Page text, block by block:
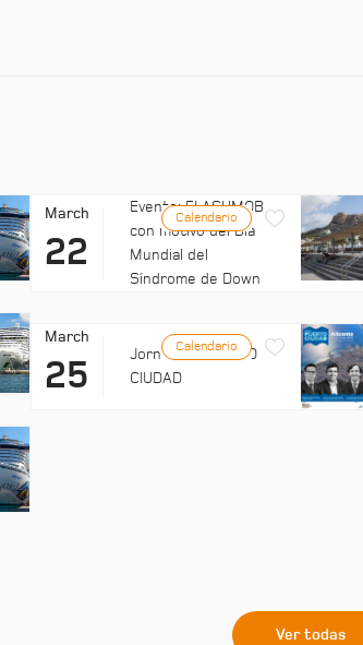
March
22
Evento: FLASHMOB
con motivo del Día
Mundial del
Síndrome de Down
Calendario
March
25
Jornadas: PUERTO
CIUDAD
Calendario
Ver todas